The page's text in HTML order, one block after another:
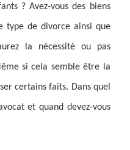
? Avez-vous des biens
type de divorce ainsi que
la nécessité ou pas
si cela semble être la
certains faits. Dans quel
et quand devez-vous